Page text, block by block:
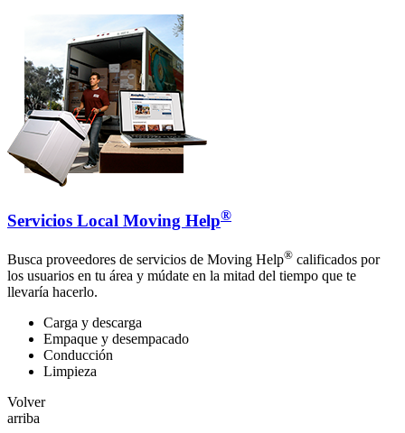
Servicios Local Moving Help®
Busca proveedores de servicios de Moving Help® calificados por
los usuarios en tu área y múdate en la mitad del tiempo que te
llevaría hacerlo.
Carga y descarga
Empaque y desempacado
Conducción
Limpieza
Volver
arriba